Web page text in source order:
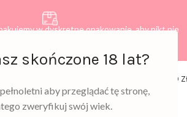
skończone 18 lat?
aby przeglądać tę stronę,
zweryfikuj swój wiek.
w dyskretne opakowanie, aby nikt nie
0,00